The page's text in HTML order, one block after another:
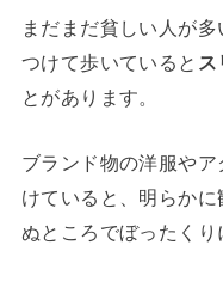
まだまだ貧しい人が
つけて歩いていると ス
とがあります。
ブランド物の洋服や
けていると、明らか
ぬところでぼったくり